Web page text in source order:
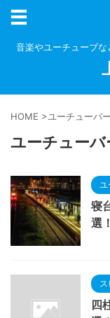
音楽やユーチューブな
HOME >ユーチューバー
ユーチューバ
ユ
寝
選
四